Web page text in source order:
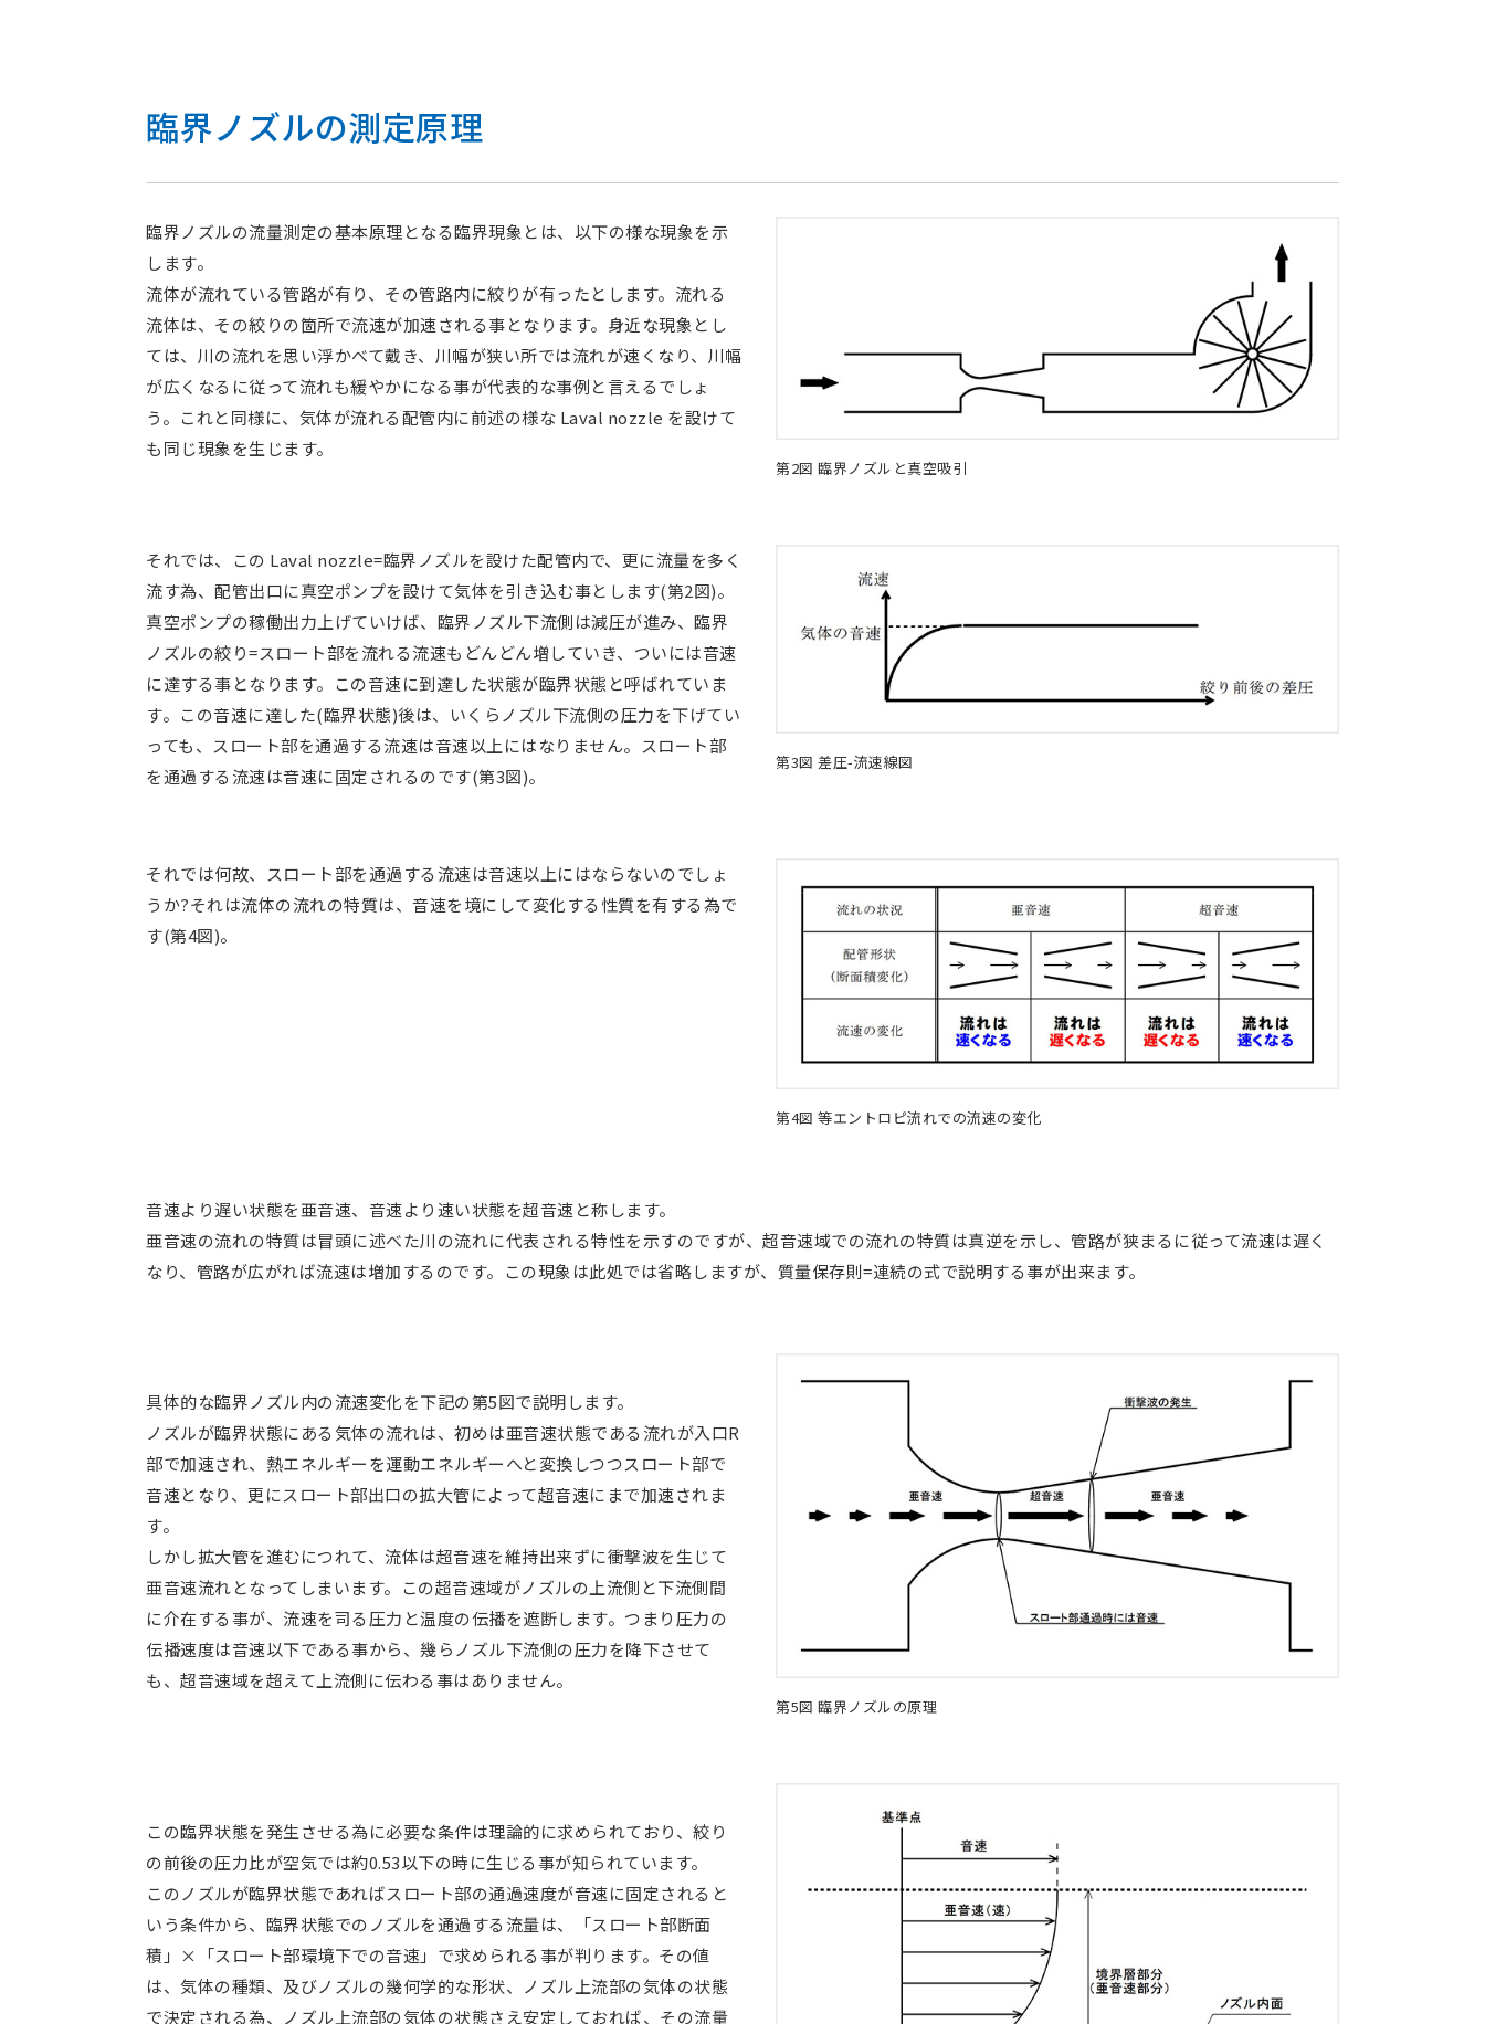
臨界ノズルの測定原理
臨界ノズルの流量測定の基本原理となる臨界現象とは、以下の様な現象を示
します。
流体が流れている管路が有り、その管路内に絞りが有ったとします。流れる
流体は、その絞りの箇所で流速が加速される事となります。身近な現象とし
ては、川の流れを思い浮かべて戴き、川幅が狭い所では流れが速くなり、川幅
が広くなるに従って流れも緩やかになる事が代表的な事例と言えるでしょ
う。これと同様に、気体が流れる配管内に前述の様な Laval nozzle を設けて
も同じ現象を生じます。
第2図 臨界ノズルと真空吸引
それでは、この Laval nozzle=臨界ノズルを設けた配管内で、更に流量を多く
流す為、配管出口に真空ポンプを設けて気体を引き込む事とします(第2図)。
真空ポンプの稼働出力上げていけば、臨界ノズル下流側は減圧が進み、臨界
ノズルの絞り=スロート部を流れる流速もどんどん増していき、ついには音速
に達する事となります。この音速に到達した状態が臨界状態と呼ばれていま
す。この音速に達した(臨界状態)後は、いくらノズル下流側の圧力を下げてい
っても、スロート部を通過する流速は音速以上にはなりません。スロート部
を通過する流速は音速に固定されるのです(第3図)。
第3図 差圧-流速線図
それでは何故、スロート部を通過する流速は音速以上にはならないのでしょ
うか?それは流体の流れの特質は、音速を境にして変化する性質を有する為で
す(第4図)。
第4図 等エントロピ流れでの流速の変化
音速より遅い状態を亜音速、音速より速い状態を超音速と称します。
亜音速の流れの特質は冒頭に述べた川の流れに代表される特性を示すのですが、超音速域での流れの特質は真逆を示し、管路が狭まるに従って流速は遅く
なり、管路が広がれば流速は増加するのです。この現象は此処では省略しますが、質量保存則=連続の式で説明する事が出来ます。
具体的な臨界ノズル内の流速変化を下記の第5図で説明します。
ノズルが臨界状態にある気体の流れは、初めは亜音速状態である流れが入口R
部で加速され、熱エネルギーを運動エネルギーへと変換しつつスロート部で
音速となり、更にスロート部出口の拡大管によって超音速にまで加速されま
す。
しかし拡大管を進むにつれて、流体は超音速を維持出来ずに衝撃波を生じて
亜音速流れとなってしまいます。この超音速域がノズルの上流側と下流側間
に介在する事が、流速を司る圧力と温度の伝播を遮断します。つまり圧力の
伝播速度は音速以下である事から、幾らノズル下流側の圧力を降下させて
も、超音速域を超えて上流側に伝わる事はありません。
第5図 臨界ノズルの原理
この臨界状態を発生させる為に必要な条件は理論的に求められており、絞り
の前後の圧力比が空気では約0.53以下の時に生じる事が知られています。
このノズルが臨界状態であればスロート部の通過速度が音速に固定されると
いう条件から、臨界状態でのノズルを通過する流量は、「スロート部断面
積」×「スロート部環境下での音速」で求められる事が判ります。その値
は、気体の種類、及びノズルの幾何学的な形状、ノズル上流部の気体の状態
で決定される為、ノズル上流部の気体の状態さえ安定しておれば、その流量